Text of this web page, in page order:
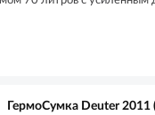
ГермоСумка Deuter 2011